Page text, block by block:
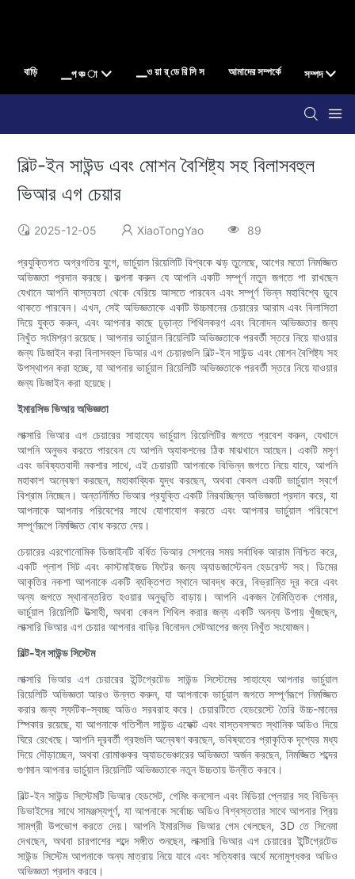
বাড়ি ▁প ঞ্চ া ▁ও য়া র্ ডে রি সি স আমাদের সম্পর্কে সম্পদ
বিল্ট-ইন সাউন্ড এবং মোশন বৈশিষ্ট্য সহ বিলাসবহুল
ভিআর এগ চেয়ার
2025-12-05 XiaoTongYao 89
প্রযুক্তিগত অগ্রগতির যুগে, ভার্চুয়াল রিয়েলিটি বিশ্বকে ঝড় তুলেছে, আগের মতো নিমজ্জিত
অভিজ্ঞতা প্রদান করছে। কল্পনা করুন যে আপনি একটি সম্পূর্ণ নতুন জগতে পা রাখছেন
যেখানে আপনি বাস্তবতা থেকে বেরিয়ে আসতে পারবেন এবং সম্পূর্ণ ভিন্ন মহাবিশ্বে ডুবে
থাকতে পারবেন। এখন, সেই অভিজ্ঞতাকে একটি উচ্চমানের চেয়ারের আরাম এবং বিলাসিতা
দিয়ে যুক্ত করুন, এবং আপনার কাছে চূড়ান্ত শিথিলকরণ এবং বিনোদন অভিজ্ঞতার জন্য
নিখুঁত সংমিশ্রণ রয়েছে। আপনার ভার্চুয়াল রিয়েলিটি অভিজ্ঞতাকে পরবর্তী স্তরে নিয়ে যাওয়ার
জন্য ডিজাইন করা বিলাসবহুল ভিআর এগ চেয়ারগুলি বিল্ট-ইন সাউন্ড এবং মোশন বৈশিষ্ট্য সহ
উপস্থাপন করা হচ্ছে, যা আপনার ভার্চুয়াল রিয়েলিটি অভিজ্ঞতাকে পরবর্তী স্তরে নিয়ে যাওয়ার
জন্য ডিজাইন করা হয়েছে।
ইমারসিভ ভিআর অভিজ্ঞতা
লাক্সারি ভিআর এগ চেয়ারের সাহায্যে ভার্চুয়াল রিয়েলিটির জগতে প্রবেশ করুন, যেখানে
আপনি অনুভব করতে পারবেন যে আপনি অ্যাকশনের ঠিক মাঝখানে আছেন। একটি মসৃণ
এবং ভবিষ্যতবাদী নকশার সাথে, এই চেয়ারটি আপনাকে বিভিন্ন জগতে নিয়ে যাবে, আপনি
মহাকাশ অন্বেষণ করছেন, মহাকাব্যিক যুদ্ধ করছেন, অথবা কেবল একটি ভার্চুয়াল স্বর্গে
বিশ্রাম নিচ্ছেন। অন্তর্নির্মিত ভিআর প্রযুক্তি একটি নিরবচ্ছিন্ন অভিজ্ঞতা প্রদান করে, যা
আপনাকে আপনার পরিবেশের সাথে যোগাযোগ করতে এবং আপনার ভার্চুয়াল পরিবেশে
সম্পূর্ণরূপে নিমজ্জিত বোধ করতে দেয়।
চেয়ারের এরগোনোমিক ডিজাইনটি বর্ধিত ভিআর সেশনের সময় সর্বাধিক আরাম নিশ্চিত করে,
একটি প্লাশ সিট এবং কাস্টমাইজড ফিটের জন্য অ্যাডজাস্টেবল হেডরেস্ট সহ। ডিমের
আকৃতির নকশা আপনাকে একটি ব্যক্তিগত স্থানে আবদ্ধ করে, বিভ্রান্তি দূর করে এবং
অন্য জগতে স্থানান্তরিত হওয়ার অনুভূতি বাড়ায়। আপনি একজন নৈমিত্তিক গেমার,
ভার্চুয়াল রিয়েলিটি উত্সাহী, অথবা কেবল শিথিল করার জন্য একটি অনন্য উপায় খুঁজছেন,
লাক্সারি ভিআর এগ চেয়ার আপনার বাড়ির বিনোদন সেটআপের জন্য নিখুঁত সংযোজন।
বিল্ট-ইন সাউন্ড সিস্টেম
লাক্সারি ভিআর এগ চেয়ারের ইন্টিগ্রেটেড সাউন্ড সিস্টেমের সাহায্যে আপনার ভার্চুয়াল
রিয়েলিটি অভিজ্ঞতা আরও উন্নত করুন, যা আপনাকে ভার্চুয়াল জগতে সম্পূর্ণরূপে নিমজ্জিত
করার জন্য স্ফটিক-স্বচ্ছ অডিও সরবরাহ করে। চেয়ারটিতে হেডরেস্টে তৈরি উচ্চ-মানের
স্পিকার রয়েছে, যা আপনাকে গতিশীল সাউন্ড এফেক্ট এবং বাস্তবসম্মত স্থানিক অডিও দিয়ে
ঘিরে রেখেছে। আপনি দূরবর্তী গ্রহগুলি অন্বেষণ করছেন, ভবিষ্যতের প্রাকৃতিক দৃশ্যের মধ্য
দিয়ে দৌড়াচ্ছেন, অথবা রোমাঞ্চকর অ্যাডভেঞ্চারের অভিজ্ঞতা অর্জন করছেন, নিমজ্জিত শব্দের
গুণমান আপনার ভার্চুয়াল রিয়েলিটি অভিজ্ঞতাকে নতুন উচ্চতায় উন্নীত করবে।
বিল্ট-ইন সাউন্ড সিস্টেমটি ভিআর হেডসেট, গেমিং কনসোল এবং মিডিয়া প্লেয়ার সহ বিভিন্ন
ডিভাইসের সাথে সামঞ্জস্যপূর্ণ, যা আপনাকে সর্বোচ্চ অডিও বিশ্বস্ততার সাথে আপনার প্রিয়
সামগ্রী উপভোগ করতে দেয়। আপনি ইমারসিভ ভিআর গেম খেলছেন, 3D তে সিনেমা
দেখছেন, অথবা চারপাশের শব্দে সঙ্গীত শুনছেন, লাক্সারি ভিআর এগ চেয়ারের ইন্টিগ্রেটেড
সাউন্ড সিস্টেম আপনাকে অন্য মাত্রায় নিয়ে যাবে এবং সত্যিকার অর্থে মনোমুগ্ধকর অডিও
অভিজ্ঞতা প্রদান করবে।